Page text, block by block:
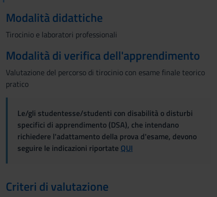
Modalità didattiche
Tirocinio e laboratori professionali
Modalità di verifica dell'apprendimento
Valutazione del percorso di tirocinio con esame finale teorico
pratico
Le/gli studentesse/studenti con disabilità o disturbi
specifici di apprendimento (DSA), che intendano
richiedere l'adattamento della prova d'esame, devono
seguire le indicazioni riportate QUI
Criteri di valutazione